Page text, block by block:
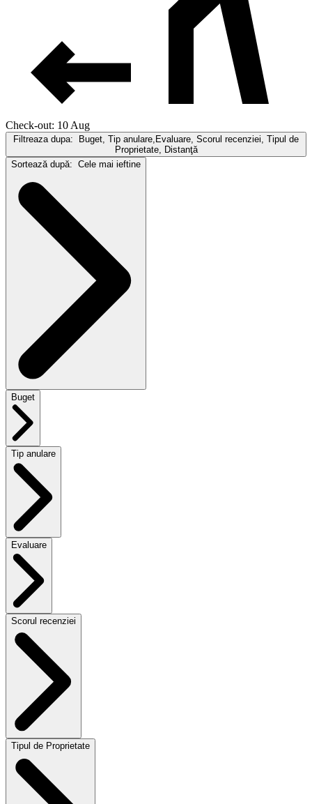
Check-out: 10 Aug
Filtreaza dupa:
Buget, Tip anulare,Evaluare, Scorul recenziei, Tipul de
Proprietate, Distanţă
Sortează după: Cele mai ieftine
Buget
Tip anulare
Evaluare
Scorul recenziei
Tipul de Proprietate